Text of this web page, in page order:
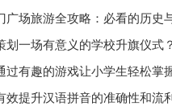
广场旅游全攻略：必看的历史
划一场有意义的学校升旗仪式？
过有趣的游戏让小学生轻松掌
效提升汉语拼音的准确性和流